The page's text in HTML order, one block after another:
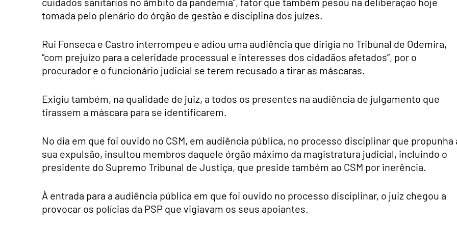
tomada pelo plenário do órgão de gestão e disciplina dos juízes.
Rui Fonseca e Castro interrompeu e adiou uma audiência que dirigia no Tribunal de Odemira,
“com prejuízo para a celeridade processual e interesses dos cidadãos afetados”, por o
procurador e o funcionário judicial se terem recusado a tirar as máscaras.
Exigiu também, na qualidade de juiz, a todos os presentes na audiência de julgamento que
tirassem a máscara para se identificarem.
No dia em que foi ouvido no CSM, em audiência pública, no processo disciplinar que propunha
sua expulsão, insultou membros daquele órgão máximo da magistratura judicial, incluindo o
presidente do Supremo Tribunal de Justiça, que preside também ao CSM por inerência.
À entrada para a audiência pública em que foi ouvido no processo disciplinar, o juiz chegou a
provocar os polícias da PSP que vigiavam os seus apoiantes.